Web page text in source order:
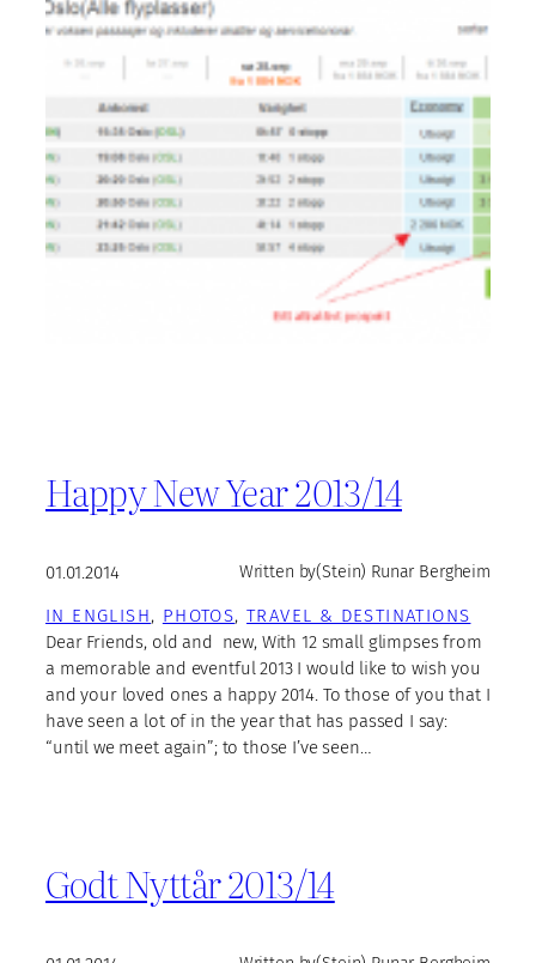
Happy New Year 2013/14
01.01.2014 Written by(Stein) Runar Bergheim
IN ENGLISH, PHOTOS, TRAVEL & DESTINATIONS
Dear Friends, old and new, With 12 small glimpses from
a memorable and eventful 2013 I would like to wish you
and your loved ones a happy 2014. To those of you that I
have seen a lot of in the year that has passed I say:
“until we meet again”; to those I’ve seen…
Godt Nyttår 2013/14